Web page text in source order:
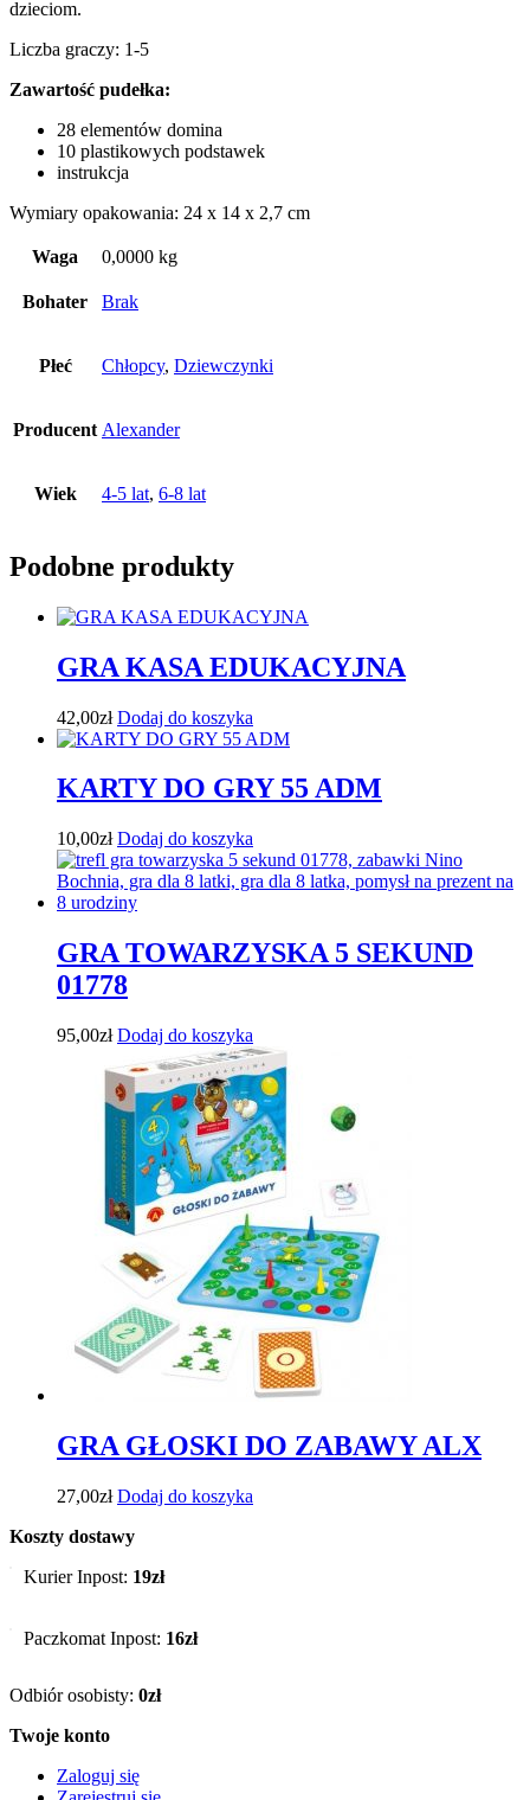
dzieciom.
Liczba graczy: 1-5
Zawartość pudełka:
28 elementów domina
10 plastikowych podstawek
instrukcja
Wymiary opakowania: 24 x 14 x 2,7 cm
Waga 0,0000 kg
Bohater Brak
Płeć Chłopcy, Dziewczynki
Producent Alexander
Wiek 4-5 lat, 6-8 lat
Podobne produkty
GRA KASA EDUKACYJNA
42,00zł Dodaj do koszyka
KARTY DO GRY 55 ADM
10,00zł Dodaj do koszyka
GRA TOWARZYSKA 5 SEKUND
01778
95,00zł Dodaj do koszyka
GRA GŁOSKI DO ZABAWY ALX
27,00zł Dodaj do koszyka
Koszty dostawy
Kurier Inpost: 19zł
Paczkomat Inpost: 16zł
Odbiór osobisty: 0zł
Twoje konto
Zaloguj się